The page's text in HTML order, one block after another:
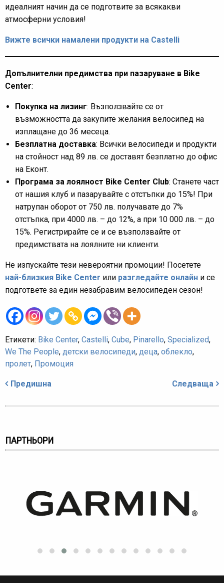
идеалният начин да се подготвите за всякакви
атмосферни условия!
Вижте всички намалени продукти на Castelli
Допълнителни предимства при пазаруване в Bike
Center:
Покупка на лизинг: Възползвайте се от
възможността да закупите желания велосипед на
изплащане до 36 месеца.
Безплатна доставка: Всички велосипеди и продукти
на стойност над 89 лв. се доставят безплатно до офис
на Еконт.
Програма за лоялност Bike Center Club: Станете част
от нашия клуб и пазарувайте с отстъпки до 15%! При
натрупан оборот от 750 лв. получавате до 7%
отстъпка, при 4000 лв. – до 12%, а при 10 000 лв. – до
15%. Регистрирайте се и се възползвайте от
предимствата на лоялните ни клиенти.
Не изпускайте тези невероятни промоции! Посетете
най-близкия Bike Center или разгледайте онлайн и се
подгответе за един незабравим велосипедeн сезон!
Етикети: Bike Center, Castelli, Cube, Pinarello, Specialized,
We The People, детски велосипеди, деца, облекло,
пролет, Промоция
Предишна Следваща
ПАРТНЬОРИ